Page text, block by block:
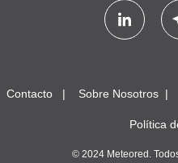
Contacto Sobre Nosotros
Política
© 2024 Meteored.